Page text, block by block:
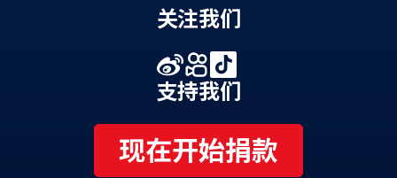
关注我们
支持我们
现在开始捐款